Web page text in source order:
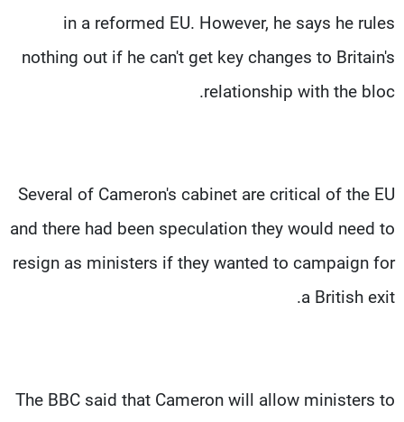
in a reformed EU. However, he says he rules
nothing out if he can't get key changes to Britain's
relationship with the bloc.
Several of Cameron's cabinet are critical of the EU
and there had been speculation they would need to
resign as ministers if they wanted to campaign for
a British exit.
The BBC said that Cameron will allow ministers to